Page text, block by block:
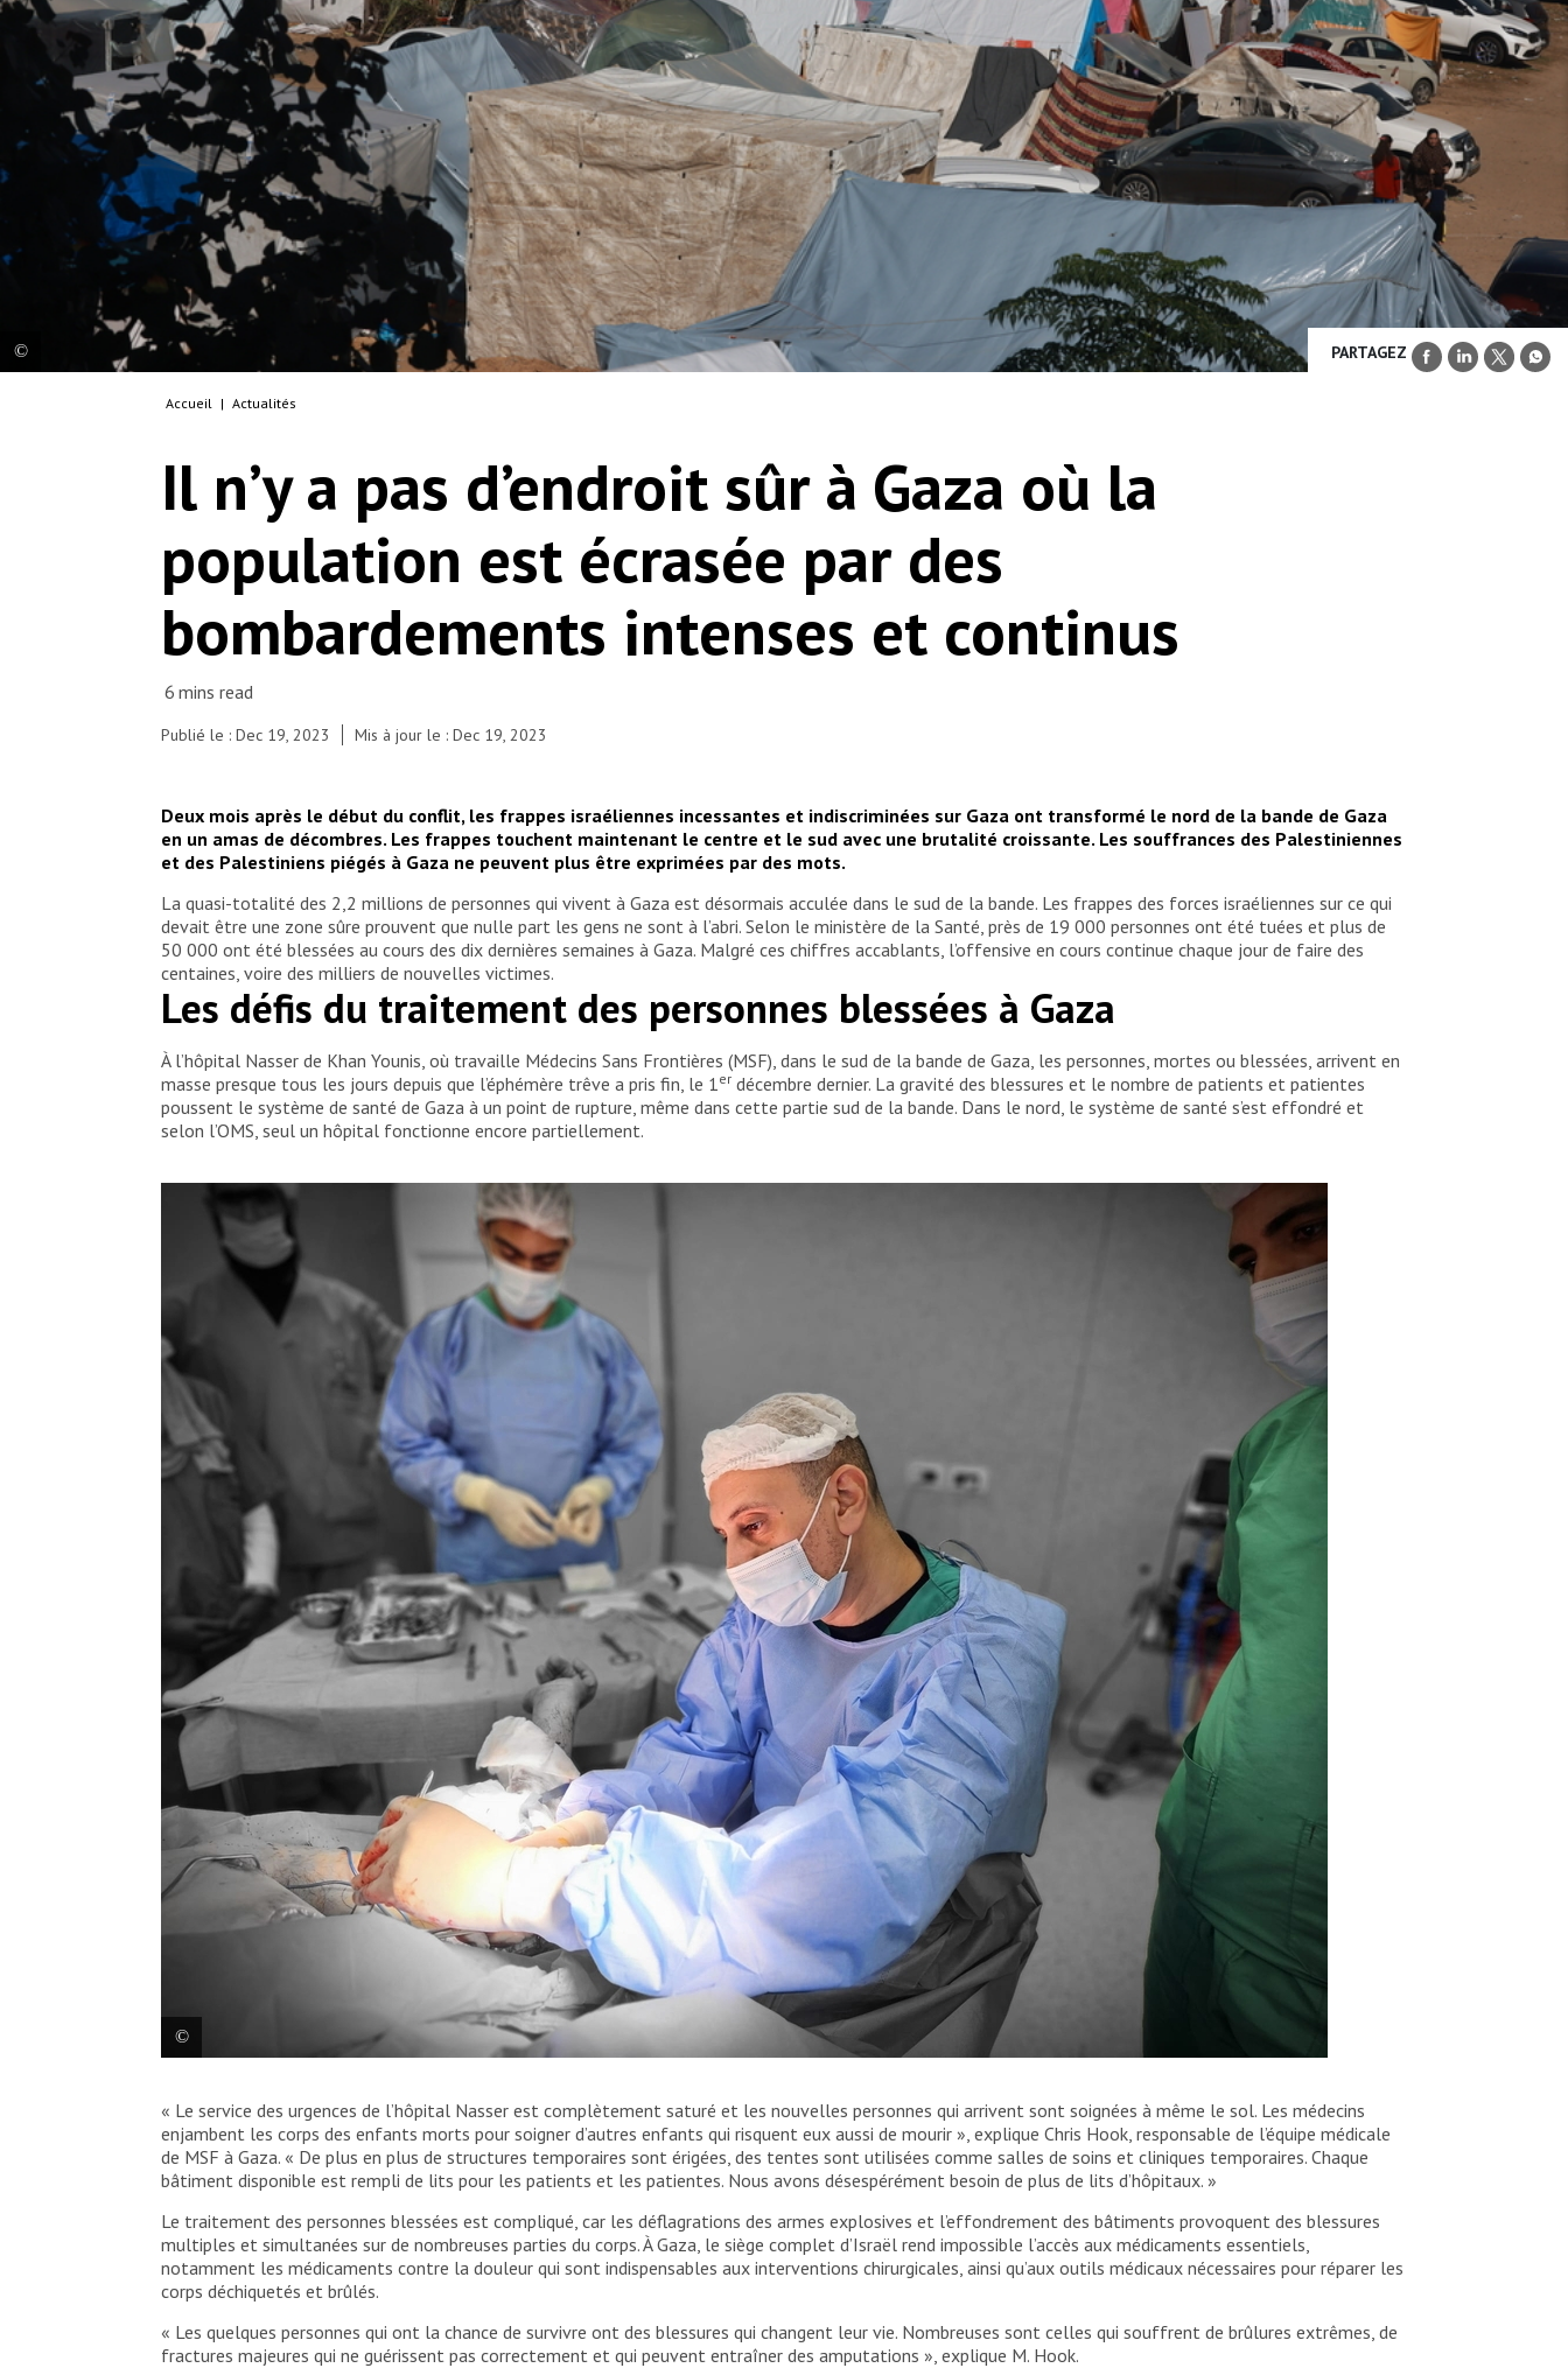
Des centaines de personnes campent dans des
conditions générales de la plupart de ces
personnes sont épouvantables : elles vivent dans
des structures temporaires faites de quelques
morceaux de bois entrechoqués et recouvertes
d'une bâche plastique. Gaza, 2023. © MSF
PARTAGEZ
Accueil | Actualités
Il n’y a pas d’endroit sûr à Gaza où la
population est écrasée par des
bombardements intenses et continus
Publié le : Dec 19, 2023 Mis à jour le : Dec 19, 2023
Deux mois après le début du conflit, les frappes israéliennes incessantes et indiscriminées sur Gaza ont transformé le nord de la bande de Gaza
en un amas de décombres. Les frappes touchent maintenant le centre et le sud avec une brutalité croissante. Les souffrances des Palestiniennes
et des Palestiniens piégés à Gaza ne peuvent plus être exprimées par des mots.
La quasi-totalité des 2,2 millions de personnes qui vivent à Gaza est désormais acculée dans le sud de la bande. Les frappes des forces israéliennes sur ce qui
devait être une zone sûre prouvent que nulle part les gens ne sont à l’abri. Selon le ministère de la Santé, près de 19 000 personnes ont été tuées et plus de
50 000 ont été blessées au cours des dix dernières semaines à Gaza. Malgré ces chiffres accablants, l’offensive en cours continue chaque jour de faire des
centaines, voire des milliers de nouvelles victimes.
Les défis du traitement des personnes blessées à Gaza
À l’hôpital Nasser de Khan Younis, où travaille Médecins Sans Frontières (MSF), dans le sud de la bande de Gaza, les personnes, mortes ou blessées, arrivent en
masse presque tous les jours depuis que l’éphémère trêve a pris fin, le 1er décembre dernier. La gravité des blessures et le nombre de patients et patientes
poussent le système de santé de Gaza à un point de rupture, même dans cette partie sud de la bande. Dans le nord, le système de santé s’est effondré et
selon l’OMS, seul un hôpital fonctionne encore partiellement.
traumatismes et les brûlures. Les patients arrivent en masse presque tous les jours depuis la fin de l’éphémère
trêve du 24 novembre, beaucoup d’entre eux étant morts à l’arrivée, d’autres souffrant de blessures graves. Le
système de santé de Gaza a atteint son point de rupture, même dans le sud de la bande, après s’être effondré
dans le nord. Gaza, 2023. © MSF
« Le service des urgences de l’hôpital Nasser est complètement saturé et les nouvelles personnes qui arrivent sont soignées à même le sol. Les médecins
enjambent les corps des enfants morts pour soigner d’autres enfants qui risquent eux aussi de mourir », explique Chris Hook, responsable de l’équipe médicale
de MSF à Gaza. « De plus en plus de structures temporaires sont érigées, des tentes sont utilisées comme salles de soins et cliniques temporaires. Chaque
bâtiment disponible est rempli de lits pour les patients et les patientes. Nous avons désespérément besoin de plus de lits d’hôpitaux. »
Le traitement des personnes blessées est compliqué, car les déflagrations des armes explosives et l’effondrement des bâtiments provoquent des blessures
multiples et simultanées sur de nombreuses parties du corps. À Gaza, le siège complet d’Israël rend impossible l’accès aux médicaments essentiels,
notamment les médicaments contre la douleur qui sont indispensables aux interventions chirurgicales, ainsi qu’aux outils médicaux nécessaires pour réparer les
corps déchiquetés et brûlés.
« Les quelques personnes qui ont la chance de survivre ont des blessures qui changent leur vie. Nombreuses sont celles qui souffrent de brûlures extrêmes, de
fractures majeures qui ne guérissent pas correctement et qui peuvent entraîner des amputations », explique M. Hook.